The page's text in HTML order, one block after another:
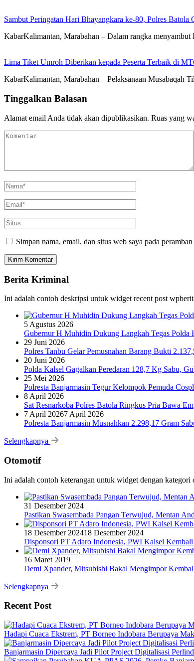
Sambut Peringatan Hari Bhayangkara ke-80, Polres Batola
KabarKalimantan, Marabahan – Dalam rangka
Lima Tiket Umroh Diberikan kepada Peserta Terbaik di
KabarKalimantan, Marabahan – Pelaksanaan
Tinggalkan Balasan
Alamat email Anda tidak akan dipublikasikan. Ruas yang
Simpan nama, email, dan situs web saya pada
Berita Kriminal
Ini adalah contoh deskripsi untuk widget recent post
5 Agustus 2026
Gubernur H Muhidin Dukung Langkah Tegas Polda
29 Juni 2026
Polres Tanbu Gelar Pemusnahan Barang Bukti
20 Juni 2026
Polda Kalsel Gagalkan Peredaran 128,7 Kg Sabu,
25 Mei 2026
Polresta Banjarmasin Tegur Kelompok Pemuda
8 April 2026
Sat Resnarkoba Polres Batola Ringkus Pria Bawa
7 April 20267 April 2026
Polresta Banjarmasin Musnahkan 2.298,17 Gram
Selengkapnya
Otomotif
Ini adalah contoh keterangan untuk widget dengan
31 Desember 2024
Pastikan Swasembada Pangan Terwujud, Mentan
18 Desember 202418 Desember 2024
Disponsori PT Adaro Indonesia, PWI Kalsel
16 Maret 2019
Demi Xpander, Mitsubishi Bakal Mengimpor
Selengkapnya
Recent Post
Hadapi Cuaca Ekstrem, PT Borneo Indobara Berupaya
Banjarmasin Dipercaya Jadi Pilot Project Digitalisasi